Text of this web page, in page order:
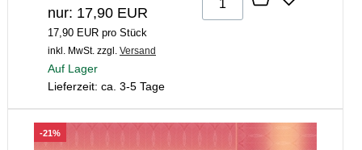
nur: 17,90 EUR
17,90 EUR pro Stück
inkl. MwSt. zzgl. Versand
Auf Lager
Lieferzeit: ca. 3-5 Tage
-21%